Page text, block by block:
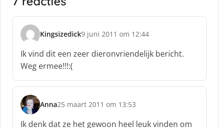
Kingsizedick
s
c
h
r
e
f
:
9 juni 2011 om 12:44
Ik vind dit een zeer dieronvriendelijk bericht.
Weg ermee!!!:(
Anna
s
c
25 maart 2011 om 13:53
Ik denk dat ze het gewoon heel leuk vinden om